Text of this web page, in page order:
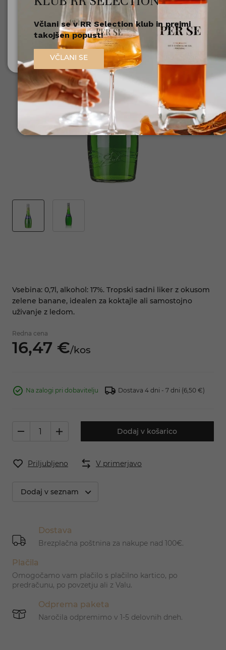
Vsebina: 0,7l, alkohol: 17%. Tropski sadni liker z okusom
zelene banane, idealen za koktajle ali samostojno
uživanje z ledom.
Redna cena
16,47 €/kos
Na zalogi pri dobavitelju Dostava 4 dni - 7 dni (6,50 €)
Dodaj v košarico
Priljubljeno V primerjavo
Dodaj v seznam
Dostava
Brezplačna poštnina za nakupe nad 100€.
Plačila
Omogočamo vam plačilo s plačilno kartico, po
predračunu, po povzetju ali z Valu.
Odprema paketa
Naročila odpremimo v 1-5 delovnih dneh.
Nisem polnoleten
Sem polnoleten (18+)
Včlani se v RR Selection klub in prejmi
takojšen popust!
VČLANI SE